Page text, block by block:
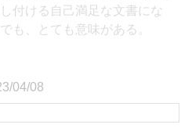
付ける自己満足な文書にな
も、とても意味がある。
04/08